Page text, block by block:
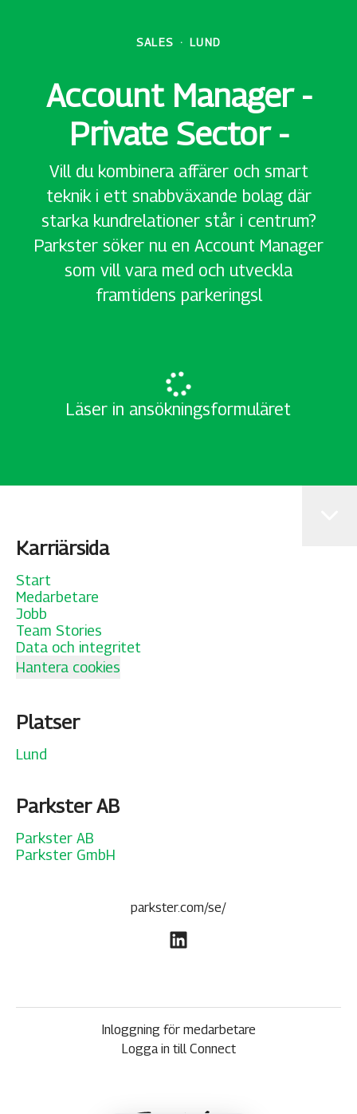
SALES · LUND
Account Manager -
Private Sector -
Vill du kombinera affärer och smart
teknik i ett snabbväxande bolag där
starka kundrelationer står i centrum?
Parkster söker nu en Account Manager
som vill vara med och utveckla
framtidens parkeringsl
Läser in ansökningsformuläret
Karriärsida
Start
Medarbetare
Jobb
Team Stories
Data och integritet
Hantera cookies
Platser
Lund
Parkster AB
Parkster AB
Parkster GmbH
parkster.com/se/
Inloggning för medarbetare
Logga in till Connect